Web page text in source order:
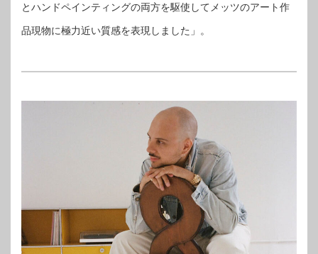
とハンドペインティングの両方を駆使してメッツのアート作
品現物に極力近い質感を表現しました」。